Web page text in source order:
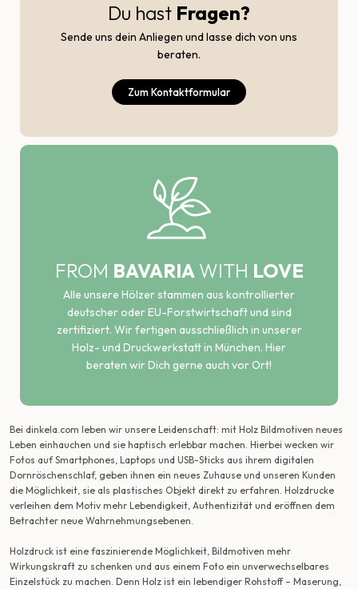
Du hast Fragen?
Sende uns dein Anliegen und lasse dich von uns
beraten.
Zum Kontaktformular
FROM BAVARIAWITH LOVE
Alle unsere Hölzer stammen aus kontrollierter
deutscher oder EU-Forstwirtschaft und sind
zertifiziert. Wir fertigen ausschließlich in unserer
Holz- und Druckwerkstatt in München. Hier
beraten wir Dich gerne auch vor Ort!
Bei dinkela.com leben wir unsere Leidenschaft: mit Holz Bildmotiven neues
Leben einhauchen und sie haptisch erlebbar machen. Hierbei wecken wir
Fotos auf Smartphones, Laptops und USB-Sticks aus ihrem digitalen
Dornröschenschlaf, geben ihnen ein neues Zuhause und unseren Kunden
die Möglichkeit, sie als plastisches Objekt direkt zu erfahren. Holzdrucke
verleihen dem Motiv mehr Lebendigkeit, Authentizität und eröffnen dem
Betrachter neue Wahrnehmungsebenen.
Holzdruck ist eine faszinierende Möglichkeit, Bildmotiven mehr
Wirkungskraft zu schenken und aus einem Foto ein unverwechselbares
Einzelstück zu machen. Denn Holz ist ein lebendiger Rohstoff – Maserung,